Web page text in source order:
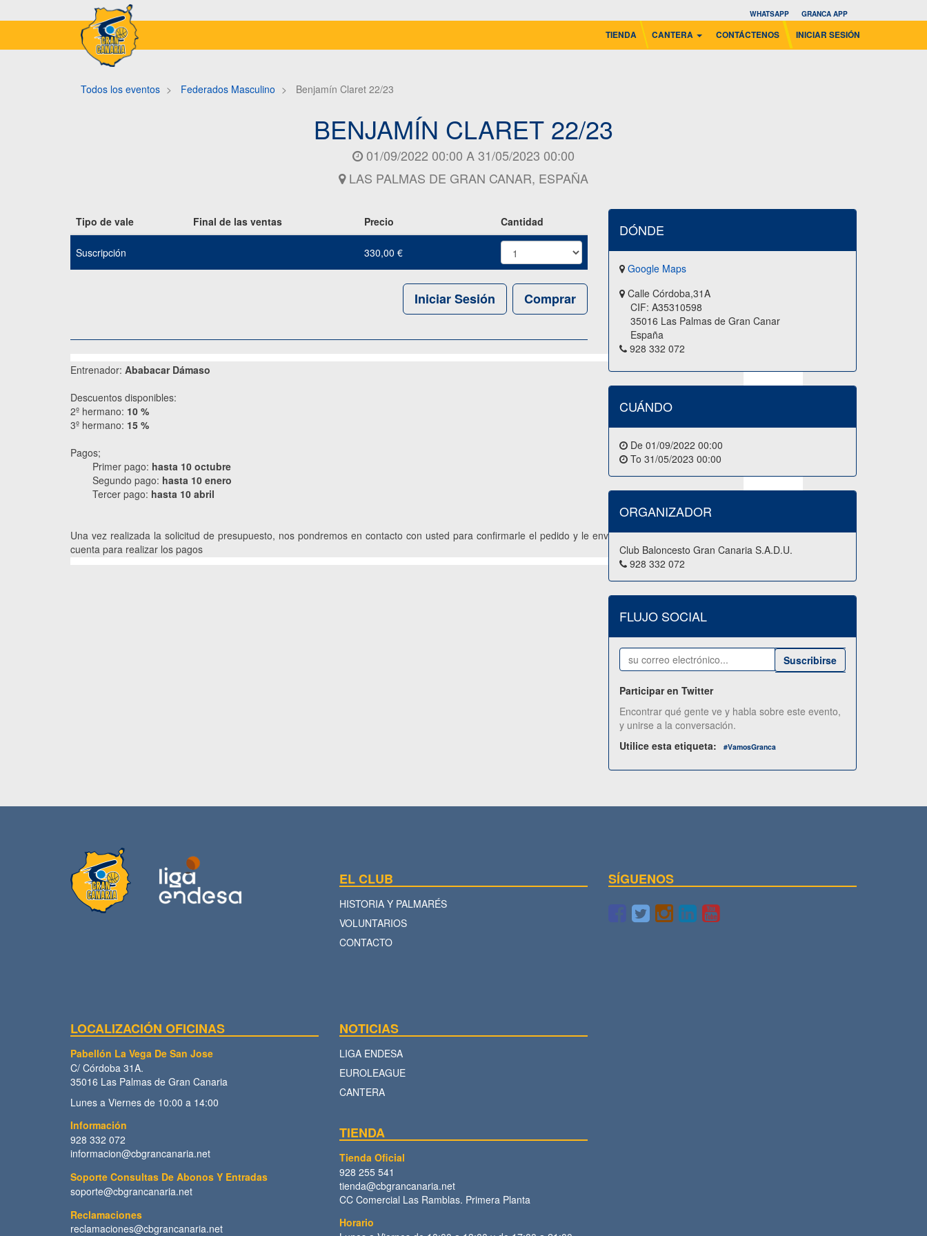
TIENDA CANTERA CONTÁCTENOS INICIAR SESIÓN
WHATSAPP GRANCA APP
Todos los eventos Federados Masculino Benjamín Claret 22/23
BENJAMÍN CLARET 22/23
01/09/2022 00:00 A31/05/2023 00:00
LAS PALMAS DE GRAN CANAR, ESPAÑA
Tipo de vale Final de las ventas Precio Cantidad
Suscripción 330,00 €
Comprar
Iniciar Sesión
Entrenador: Ababacar Dámaso
Descuentos disponibles:
2º hermano: 10 %
3º hermano: 15 %
Pagos;
Primer pago: hasta 10 octubre
Segundo pago: hasta 10 enero
Tercer pago: hasta 10 abril
Una vez realizada la solicitud de presupuesto, nos pondremos en contacto con usted para confirmarle el pedido y le enviaremos las pautas a tener en
cuenta para realizar los pagos
DÓNDE
Google Maps
Calle Córdoba,31A
CIF: A35310598
35016 Las Palmas de Gran Canar
España
928 332 072
CUÁNDO
De 01/09/2022 00:00
To 31/05/2023 00:00
ORGANIZADOR
Club Baloncesto Gran Canaria S.A.D.U.
928 332 072
FLUJO SOCIAL
Suscribirse
Participar en Twitter
Encontrar qué gente ve y habla sobre este evento,
y unirse a la conversación.
Utilice esta etiqueta:
#VamosGranca
EL CLUB
HISTORIA Y PALMARÉS
VOLUNTARIOS
CONTACTO
SÍGUENOS
LOCALIZACIÓN OFICINAS
Pabellón La Vega De San Jose
C/ Córdoba 31A.
35016 Las Palmas de Gran Canaria
Lunes a Viernes de 10:00 a 14:00
Información
928 332 072
informacion@cbgrancanaria.net
Soporte Consultas De Abonos Y Entradas
soporte@cbgrancanaria.net
Reclamaciones
reclamaciones@cbgrancanaria.net
NOTICIAS
LIGA ENDESA
EUROLEAGUE
CANTERA
TIENDA
Tienda Oficial
928 255 541
tienda@cbgrancanaria.net
CC Comercial Las Ramblas. Primera Planta
Horario